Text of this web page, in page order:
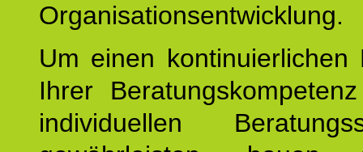
Organisationsentwicklung.
Um einen kontinuierlichen
Ihrer
individuellen